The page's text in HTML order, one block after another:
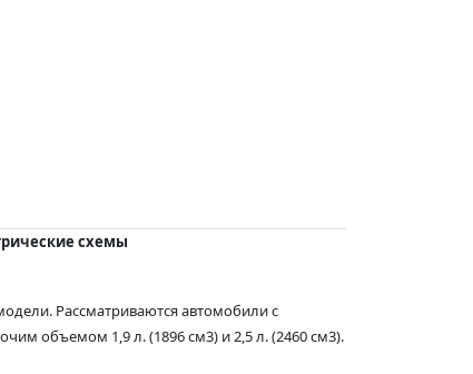
схемы
Рассматриваются автомобили с
объемом 1,9 л. (1896 см3) и 2,5 л. (2460 см3).